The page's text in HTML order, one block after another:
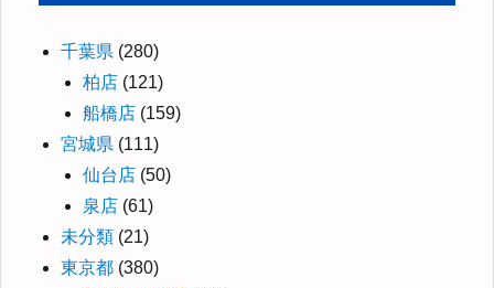
千葉県 (280)
柏店 (121)
船橋店 (159)
宮城県 (111)
仙台店 (50)
泉店 (61)
未分類 (21)
東京都 (380)